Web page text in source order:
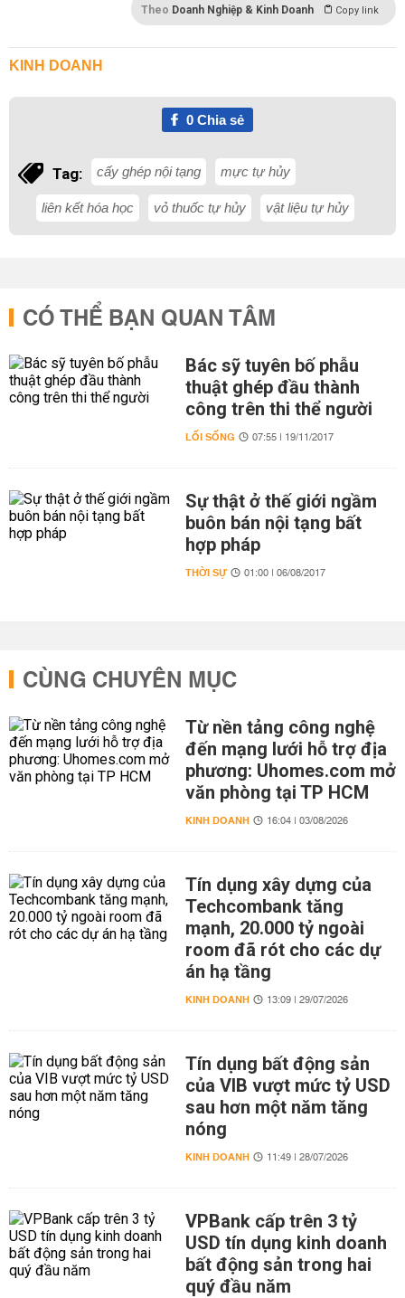
Theo Doanh Nghiệp & Kinh Doanh Copy link
KINH DOANH
0Chia sẻ
Tag: cấy ghép nội tạng mực tự hủy
liên kết hóa học vỏ thuốc tự hủy vật liệu tự hủy
CÓ THỂ BẠN QUAN TÂM
Bác sỹ tuyên bố phẫu
thuật ghép đầu thành
công trên thi thể người
LỐI SỐNG 07:55 | 19/11/2017
Sự thật ở thế giới ngầm
buôn bán nội tạng bất
hợp pháp
THỜI SỰ 01:00 | 06/08/2017
CÙNG CHUYÊN MỤC
Từ nền tảng công nghệ
đến mạng lưới hỗ trợ địa
phương: Uhomes.com mở
văn phòng tại TP HCM
KINH DOANH 16:04 | 03/08/2026
Tín dụng xây dựng của
Techcombank tăng
mạnh, 20.000 tỷ ngoài
room đã rót cho các dự
án hạ tầng
KINH DOANH 13:09 | 29/07/2026
Tín dụng bất động sản
của VIB vượt mức tỷ USD
sau hơn một năm tăng
nóng
KINH DOANH 11:49 | 28/07/2026
VPBank cấp trên 3 tỷ
USD tín dụng kinh doanh
bất động sản trong hai
quý đầu năm